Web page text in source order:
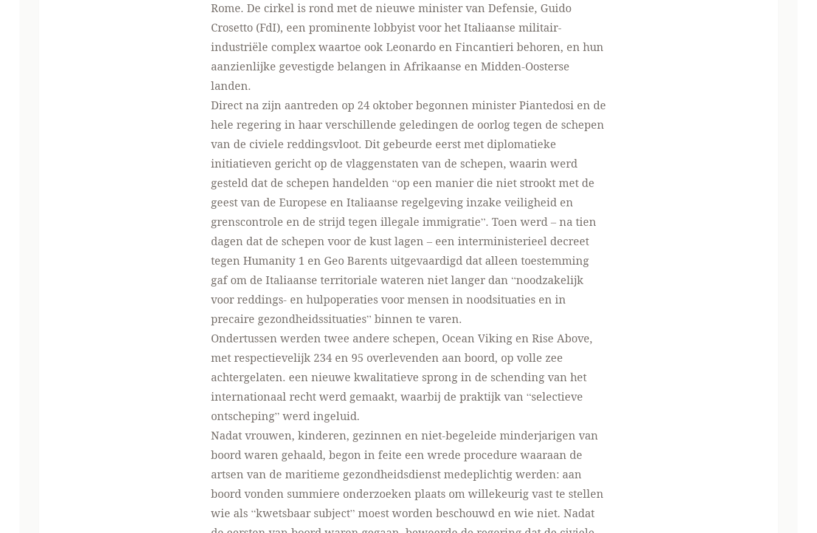
Rome. De cirkel is rond met de nieuwe minister van Defensie, Guido
Crosetto (FdI), een prominente lobbyist voor het Italiaanse militair-
industriële complex waartoe ook Leonardo en Fincantieri behoren, en hun
aanzienlijke gevestigde belangen in Afrikaanse en Midden-Oosterse
landen.
Direct na zijn aantreden op 24 oktober begonnen minister Piantedosi en de
hele regering in haar verschillende geledingen de oorlog tegen de schepen
van de civiele reddingsvloot. Dit gebeurde eerst met diplomatieke
initiatieven gericht op de vlaggenstaten van de schepen, waarin werd
gesteld dat de schepen handelden “op een manier die niet strookt met de
geest van de Europese en Italiaanse regelgeving inzake veiligheid en
grenscontrole en de strijd tegen illegale immigratie”. Toen werd – na tien
dagen dat de schepen voor de kust lagen – een interministerieel decreet
tegen Humanity 1 en Geo Barents uitgevaardigd dat alleen toestemming
gaf om de Italiaanse territoriale wateren niet langer dan “noodzakelijk
voor reddings- en hulpoperaties voor mensen in noodsituaties en in
precaire gezondheidssituaties” binnen te varen.
Ondertussen werden twee andere schepen, Ocean Viking en Rise Above,
met respectievelijk 234 en 95 overlevenden aan boord, op volle zee
achtergelaten. een nieuwe kwalitatieve sprong in de schending van het
internationaal recht werd gemaakt, waarbij de praktijk van “selectieve
ontscheping” werd ingeluid.
Nadat vrouwen, kinderen, gezinnen en niet-begeleide minderjarigen van
boord waren gehaald, begon in feite een wrede procedure waaraan de
artsen van de maritieme gezondheidsdienst medeplichtig werden: aan
boord vonden summiere onderzoeken plaats om willekeurig vast te stellen
wie als “kwetsbaar subject” moest worden beschouwd en wie niet. Nadat